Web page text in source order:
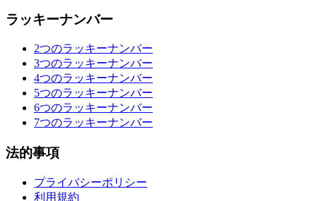
ラッキーナンバー
2つのラッキーナンバー
3つのラッキーナンバー
4つのラッキーナンバー
5つのラッキーナンバー
6つのラッキーナンバー
7つのラッキーナンバー
法的事項
プライバシーポリシー
利用規約